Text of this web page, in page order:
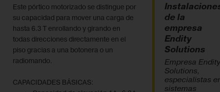
Este pórtico motorizado se distingue por
su capacidad para mover una carga de
hasta 6.3 T enrollando y girando en
todas direcciones directamente en el
piso gracias a una botonera o un
radiomando.
CAPACIDADES BÁSICAS:
de la
empresa
Endity
Solutions
Empresa Endity
Solutions,
especialistas
sistemas